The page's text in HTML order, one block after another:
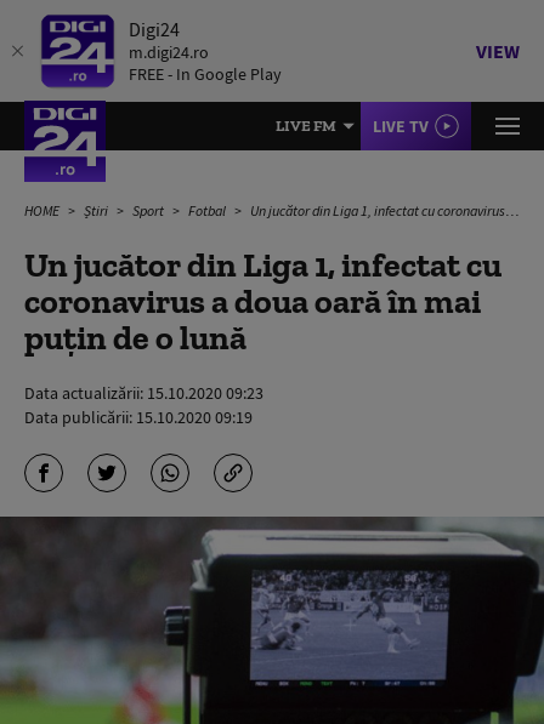
Digi24
m.digi24.ro
FREE - In Google Play
VIEW
LIVE FM LIVE TV
HOME Știri Sport Fotbal Un jucător din Liga 1, infectat cu coronavirus a doua oară în mai puțin de o lună
Un jucător din Liga 1, infectat cu
coronavirus a doua oară în mai
puțin de o lună
Data actualizării: 15.10.2020 09:23
Data publicării: 15.10.2020 09:19